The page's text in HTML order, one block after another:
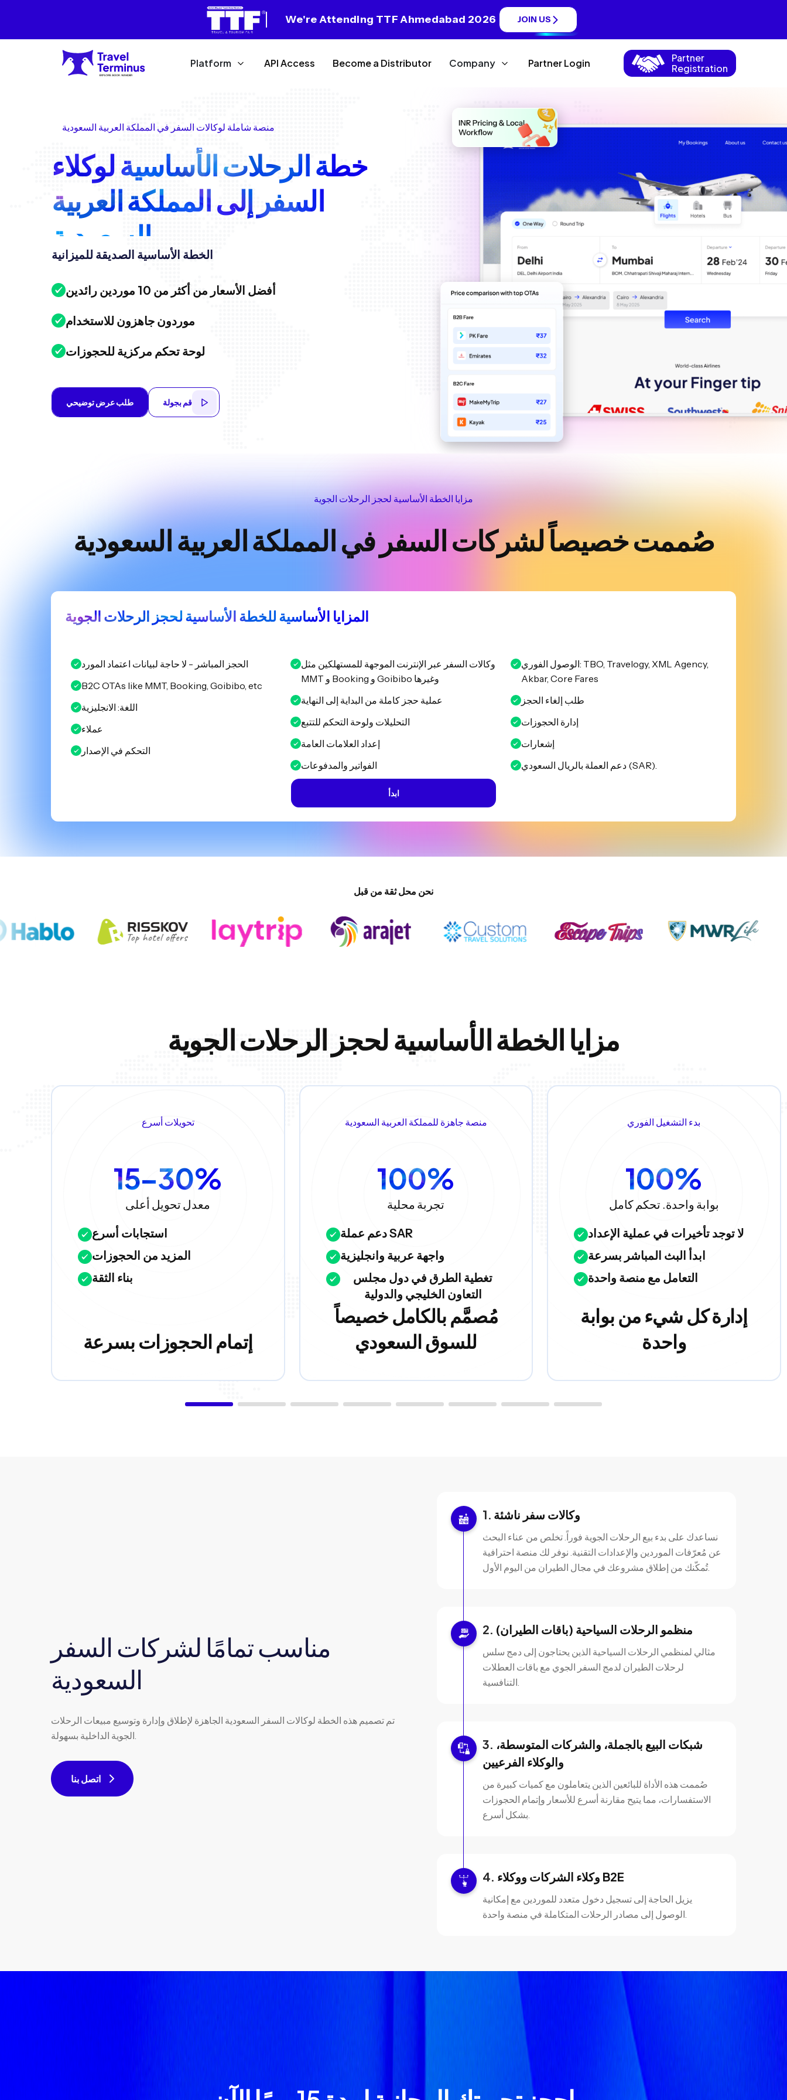
We're Attending TTF Ahmedabad 2026 JOIN US
Platform API Access Become a Distributor Company Partner Login
Partner
Registration
منصة شاملة لوكالات السفر في المملكة العربية السعودية
خطة الرحلات الأساسية لوكلاء
السفر إلى المملكة العربية
السعودية
الخطة الأساسية الصديقة للميزانية
أفضل الأسعار من أكثر من 10 موردين رائدين
موردون جاهزون للاستخدام
لوحة تحكم مركزية للحجوزات
طلب عرض توضيحي قم بجولة
مزايا الخطة الأساسية لحجز الرحلات الجوية
صُممت خصيصاً لشركات السفر في المملكة العربية السعودية
المزايا الأساسية للخطة الأساسية لحجز الرحلات الجوية
الحجز المباشر - لا حاجة لبيانات اعتماد المورد
B2C OTAs like MMT, Booking, Goibibo, etc
اللغة: الانجليزية
عملاء
التحكم في الإصدار
وكالات السفر عبر الإنترنت الموجهة للمستهلكين مثل
MMT و Booking و Goibibo وغيرها
عملية حجز كاملة من البداية إلى النهاية
التحليلات ولوحة التحكم للتتبع
إعداد العلامات العامة
الفواتير والمدفوعات
الوصول الفوري: TBO, Travelogy, XML Agency,
Akbar, Core Fares
طلب إلغاء الحجز
إدارة الحجوزات
إشعارات
دعم العملة بالريال السعودي (SAR).
ابدأ
نحن محل ثقة من قبل
مزايا الخطة الأساسية لحجز الرحلات الجوية
تحويلات أسرع
15–30%
معدل تحويل أعلى
استجابات أسرع
المزيد من الحجوزات
بناء الثقة
إتمام الحجوزات بسرعة
منصة جاهزة للمملكة العربية السعودية
100%
تجربة محلية
دعم عملة SAR
واجهة عربية وانجليزية
تغطية الطرق في دول مجلس
التعاون الخليجي والدولية
مُصمَّم بالكامل خصيصاً
للسوق السعودي
بدء التشغيل الفوري
100%
بوابة واحدة. تحكم كامل
لا توجد تأخيرات في عملية الإعداد
ابدأ البث المباشر بسرعة
التعامل مع منصة واحدة
إدارة كل شيء من بوابة
واحدة
مناسب تمامًا لشركات السفر
السعودية
تم تصميم هذه الخطة لوكالات السفر السعودية الجاهزة لإطلاق وإدارة وتوسيع مبيعات الرحلات
الجوية الداخلية بسهولة.
اتصل بنا
وكالات سفر ناشئة
نساعدك على بدء بيع الرحلات الجوية فوراً. تخلص من عناء البحث
عن مُعرّفات الموردين والإعدادات التقنية. نوفر لك منصة احترافية
تُمكّنك من إطلاق مشروعك في مجال الطيران من اليوم الأول.
منظمو الرحلات السياحية (باقات الطيران)
مثالي لمنظمي الرحلات السياحية الذين يحتاجون إلى دمج سلس
لرحلات الطيران لدمج السفر الجوي مع باقات العطلات
شبكات البيع بالجملة، والشركات المتوسطة،
والوكلاء الفرعيين
صُممت هذه الأداة للبائعين الذين يتعاملون مع كميات كبيرة من
الاستفسارات، مما يتيح مقارنة أسرع للأسعار وإتمام الحجوزات
وكلاء الشركات ووكلاء B2E
يزيل الحاجة إلى تسجيل دخول متعدد للموردين مع إمكانية